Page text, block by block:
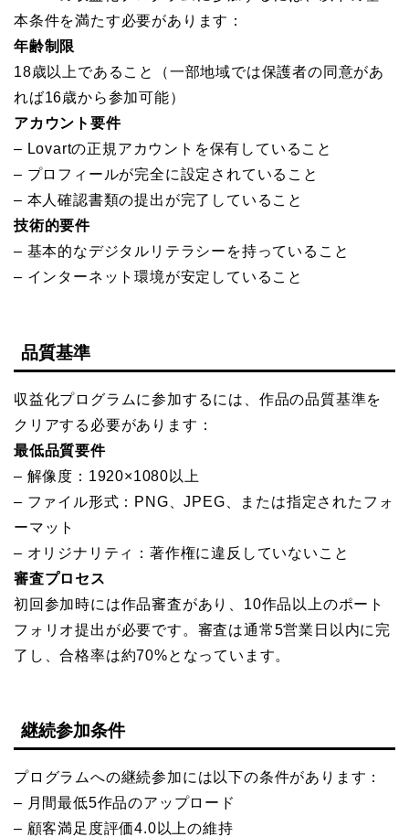
本条件を満たす必要があります：
年齢制限
18歳以上であること（一部地域では保護者の同意があ
れば16歳から参加可能）
アカウント要件
– Lovartの正規アカウントを保有していること
– プロフィールが完全に設定されていること
– 本人確認書類の提出が完了していること
技術的要件
– 基本的なデジタルリテラシーを持っていること
– インターネット環境が安定していること
品質基準
収益化プログラムに参加するには、作品の品質基準を
クリアする必要があります：
最低品質要件
– 解像度：1920×1080以上
– ファイル形式：PNG、JPEG、または指定されたフォ
ーマット
– オリジナリティ：著作権に違反していないこと
審査プロセス
初回参加時には作品審査があり、10作品以上のポート
フォリオ提出が必要です。審査は通常5営業日以内に完
了し、合格率は約70%となっています。
継続参加条件
プログラムへの継続参加には以下の条件があります：
– 月間最低5作品のアップロード
– 顧客満足度評価4.0以上の維持